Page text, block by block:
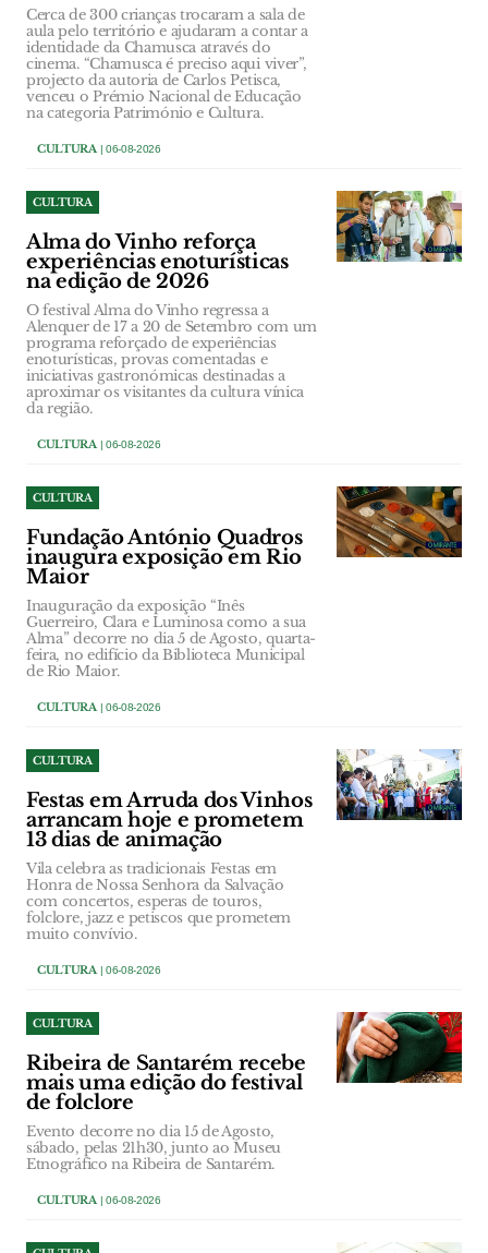
Cerca de 300 crianças trocaram a sala de
aula pelo território e ajudaram a contar a
identidade da Chamusca através do
cinema. “Chamusca é preciso aqui viver”,
projecto da autoria de Carlos Petisca,
venceu o Prémio Nacional de Educação
na categoria Património e Cultura.
CULTURA| 06-08-2026
CULTURA
Alma do Vinho reforça
experiências enoturísticas
na edição de 2026
O festival Alma do Vinho regressa a
Alenquer de 17 a 20 de Setembro com um
programa reforçado de experiências
enoturísticas, provas comentadas e
iniciativas gastronómicas destinadas a
aproximar os visitantes da cultura vínica
da região.
CULTURA| 06-08-2026
CULTURA
Fundação António Quadros
inaugura exposição em Rio
Maior
Inauguração da exposição “Inês
Guerreiro, Clara e Luminosa como a sua
Alma” decorre no dia 5 de Agosto, quarta-
feira, no edifício da Biblioteca Municipal
de Rio Maior.
CULTURA| 06-08-2026
CULTURA
Festas em Arruda dos Vinhos
arrancam hoje e prometem
13 dias de animação
Vila celebra as tradicionais Festas em
Honra de Nossa Senhora da Salvação
com concertos, esperas de touros,
folclore, jazz e petiscos que prometem
muito convívio.
CULTURA| 06-08-2026
CULTURA
Ribeira de Santarém recebe
mais uma edição do festival
de folclore
Evento decorre no dia 15 de Agosto,
sábado, pelas 21h30, junto ao Museu
Etnográfico na Ribeira de Santarém.
CULTURA| 06-08-2026